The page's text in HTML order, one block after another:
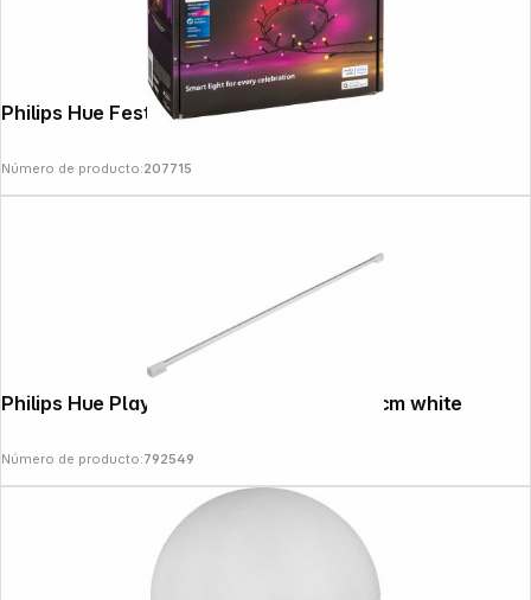
Philips Hue Festavia Fairy Lights 20m
Número de producto:207715
Philips Hue Play Gradient Light Tube 125cm white
Número de producto:792549